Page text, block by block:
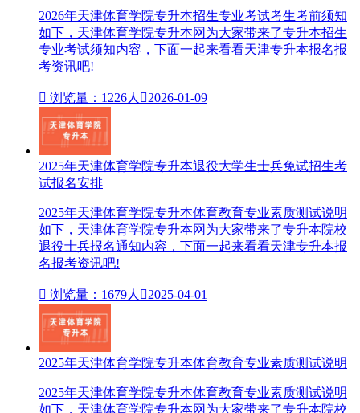
2026年天津体育学院专升本招生专业考试考生考前须知
如下，天津体育学院专升本网为大家带来了专升本招生
专业考试须知内容，下面一起来看看天津专升本报名报
考资讯吧!
 浏览量：1226人 2026-01-09
2025年天津体育学院专升本退役大学生士兵免试招生考
试报名安排
2025年天津体育学院专升本体育教育专业素质测试说明
如下，天津体育学院专升本网为大家带来了专升本院校
退役士兵报名通知内容，下面一起来看看天津专升本报
名报考资讯吧!
 浏览量：1679人 2025-04-01
2025年天津体育学院专升本体育教育专业素质测试说明
2025年天津体育学院专升本体育教育专业素质测试说明
如下，天津体育学院专升本网为大家带来了专升本院校